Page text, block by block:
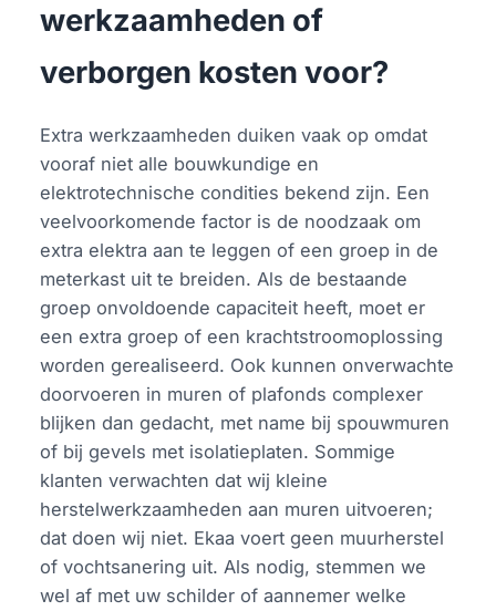
werkzaamheden of
verborgen kosten voor?
Extra werkzaamheden duiken vaak op omdat
vooraf niet alle bouwkundige en
elektrotechnische condities bekend zijn. Een
veelvoorkomende factor is de noodzaak om
extra elektra aan te leggen of een groep in de
meterkast uit te breiden. Als de bestaande
groep onvoldoende capaciteit heeft, moet er
een extra groep of een krachtstroomoplossing
worden gerealiseerd. Ook kunnen onverwachte
doorvoeren in muren of plafonds complexer
blijken dan gedacht, met name bij spouwmuren
of bij gevels met isolatieplaten. Sommige
klanten verwachten dat wij kleine
herstelwerkzaamheden aan muren uitvoeren;
dat doen wij niet. Ekaa voert geen muurherstel
of vochtsanering uit. Als nodig, stemmen we
wel af met uw schilder of aannemer welke